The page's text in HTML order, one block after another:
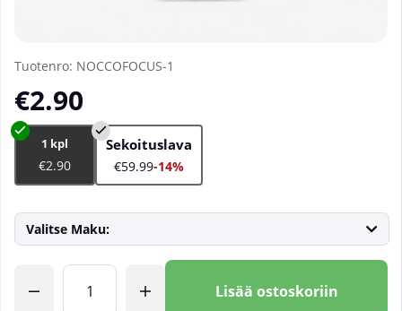
Tuotenro: NOCCOFOCUS-1
€2.90
1 kpl
€2.90
Sekoituslava
€59.99-14%
Valitse Maku:
Lisää ostoskoriin